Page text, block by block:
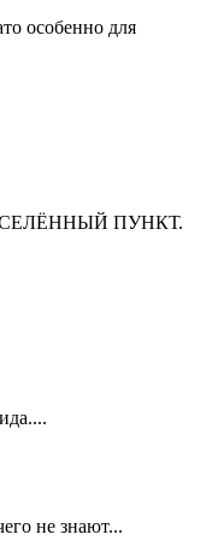
особенно для
ПУНКТ.
не знают...